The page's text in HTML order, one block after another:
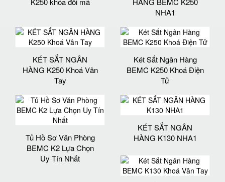
NHA1
KÉT SẮT NGÂN
HÀNG K250 Khoá Vân
Tay
Két Sắt Ngân Hàng
BEMC K250 Khoá Điện
Tử
Tủ Hồ Sơ Văn Phòng
BEMC K2 Lựa Chọn
Uy Tín Nhất
KÉT SẮT NGÂN
HÀNG K130 NHA1